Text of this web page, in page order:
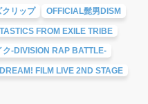
クリップ OFFICIAL髭男DISM
FROM EXILE TRIBE
ク-DIVISION RAP BATTLE-
FILM LIVE 2ND STAGE